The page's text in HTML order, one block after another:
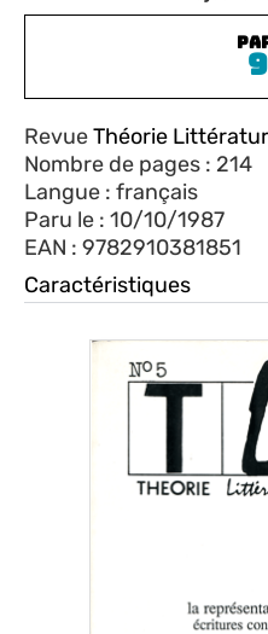
9
RevueThéorie
Nombre de pages : 214
Langue : français
Paru le : 10/10/1987
EAN : 9782910381851
Caractéristiques